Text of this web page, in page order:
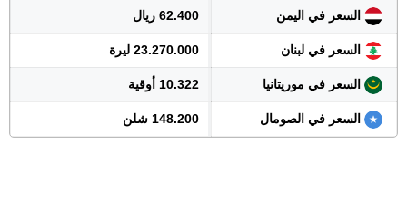
السعر في اليمن 62.400 ريال
السعر في لبنان 23.270.000 ليرة
السعر في موريتانيا 10.322 أوقية
السعر في الصومال 148.200 شلن